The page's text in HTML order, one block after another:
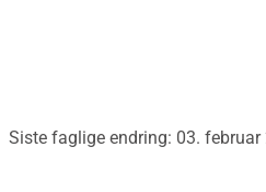
Siste faglige endring: 03. februar